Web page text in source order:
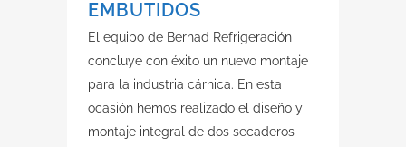
EMBUTIDOS
El equipo de Bernad Refrigeración
concluye con éxito un nuevo montaje
para la industria cárnica. En esta
ocasión hemos realizado el diseño y
montaje integral de dos secaderos